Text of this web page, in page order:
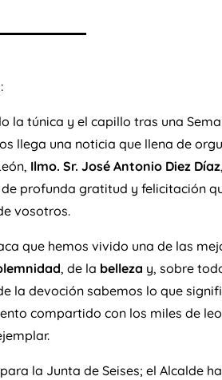
la túnica y el capillo tras una
llega una noticia que llena de
Ilmo. Sr. José Antonio Diez Díaz
profunda gratitud y felicitación
vosotros.
que hemos vivido una de las
, de la belleza y, sobre
la devoción sabemos lo que
compartido con los miles de
la Junta de Seises; el Alcalde